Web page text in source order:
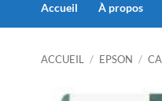
Accueil À propos
ACCUEIL / EPSON /